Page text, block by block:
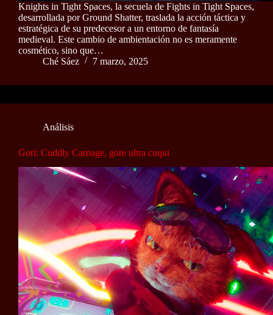
Knights in Tight Spaces, la secuela de Fights in Tight Spaces,
desarrollada por Ground Shatter, traslada la acción táctica y
estratégica de su predecesor a un entorno de fantasía
medieval. Este cambio de ambientación no es meramente
cosmético, sino que…
Ché Sáez
7 marzo, 2025
Análisis
Gori: Cuddly Carnage, gore ultra cuqui